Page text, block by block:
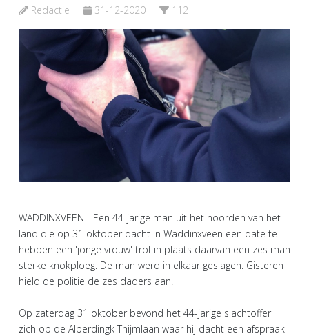
Redactie 31-12-2020 112
WADDINXVEEN - Een 44-jarige man uit het noorden van het
land die op 31 oktober dacht in Waddinxveen een date te
hebben een 'jonge vrouw' trof in plaats daarvan een zes man
sterke knokploeg. De man werd in elkaar geslagen. Gisteren
hield de politie de zes daders aan.
Op zaterdag 31 oktober bevond het 44-jarige slachtoffer
zich op de Alberdingk Thijmlaan waar hij dacht een afspraak